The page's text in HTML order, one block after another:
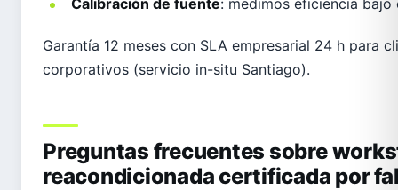
Calibración de fuente: medimos eficiencia bajo
Garantía 12 meses con SLA empresarial 24 h para
corporativos (servicio in-situ Santiago).
Preguntas frecuentes sobre
reacondicionada certificada por